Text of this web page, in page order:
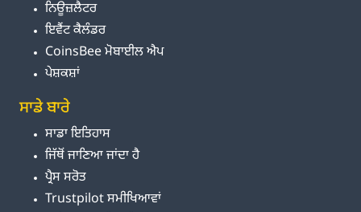
ਨਿਊਜ਼ਲੈਟਰ
ਇਵੈਂਟ ਕੈਲੰਡਰ
CoinsBee ਮੋਬਾਈਲ ਐਪ
ਪੇਸ਼ਕਸ਼ਾਂ
ਸਾਡੇ ਬਾਰੇ
ਸਾਡਾ ਇਤਿਹਾਸ
ਜਿੱਥੋਂ ਜਾਣਿਆ ਜਾਂਦਾ ਹੈ
ਪ੍ਰੈਸ ਸਰੋਤ
Trustpilot ਸਮੀਖਿਆਵਾਂ